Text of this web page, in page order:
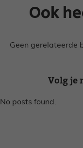
Ook
Geen gerelateerde
Volg je
No posts found.